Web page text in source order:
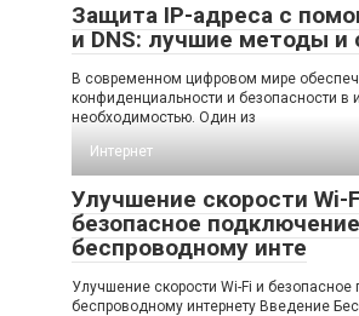
Защита IP-адреса с
и DNS: лучшие методы и
В современном цифровом мире
конфиденциальности и безопасности в
необходимостью. Один из
Интернет
Улучшение скорости Wi-
безопасное
беспроводному инте
Улучшение скорости Wi-Fi и
беспроводному интернету Введение